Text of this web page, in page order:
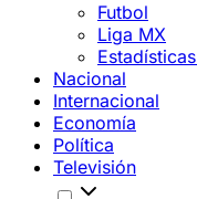
Futbol
Liga MX
Nacional
Internacional
Economía
Política
Televisión